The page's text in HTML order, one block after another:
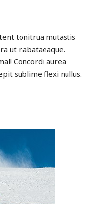
tonitrua mutastis
ut nabataeaque.
Concordi aurea
sublime flexi nullus.